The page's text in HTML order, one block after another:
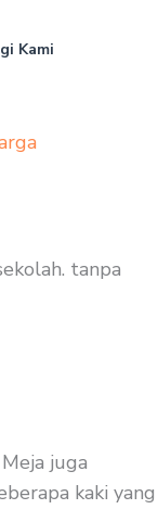
Kami
tanpa
juga
kaki yang